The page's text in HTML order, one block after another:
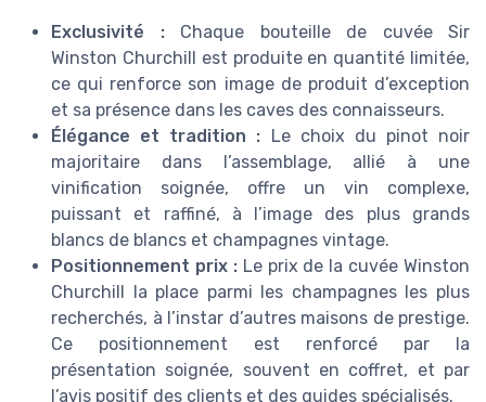
Exclusivité :Chaque bouteille de cuvée Sir
Winston Churchill est produite en quantité limitée,
ce qui renforce son image de produit d’exception
et sa présence dans les caves des connaisseurs.
Élégance et tradition : Le choix du pinot noir
majoritaire dans l’assemblage, allié à une
vinification soignée, offre un vin complexe,
puissant et raffiné, à l’image des plus grands
blancs de blancs et champagnes vintage.
Positionnement prix :Le prix de la cuvée Winston
Churchill la place parmi les champagnes les plus
recherchés, à l’instar d’autres maisons de prestige.
Ce positionnement est renforcé par la
présentation soignée, souvent en coffret, et par
l’avis positif des clients et des guides spécialisés.